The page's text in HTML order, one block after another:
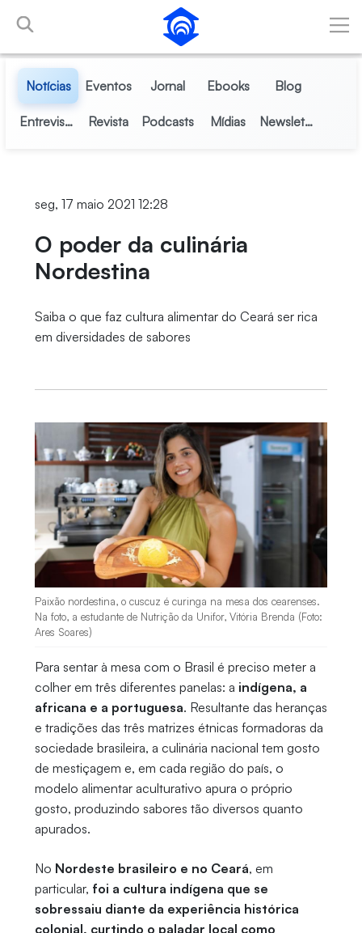
Pular para o Conteúdo principal
Notícias Eventos Jornal Ebooks Blog
Entrevistas Revista Podcasts Mídias Newsletter
seg, 17 maio 2021 12:28
O poder da culinária
Nordestina
Saiba o que faz cultura alimentar do Ceará ser rica
em diversidades de sabores
Paixão nordestina, o cuscuz é curinga na mesa dos cearenses.
Na foto, a estudante de Nutrição da Unifor, Vitória Brenda (Foto:
Ares Soares)
Para sentar à mesa com o Brasil é preciso meter a
colher em três diferentes panelas: a indígena, a
africana e a portuguesa. Resultante das heranças
e tradições das três matrizes étnicas formadoras da
sociedade brasileira, a culinária nacional tem gosto
de mestiçagem e, em cada região do país, o
modelo alimentar aculturativo apura o próprio
gosto, produzindo sabores tão diversos quanto
apurados.
No Nordeste brasileiro e no Ceará, em
particular, foi a cultura indígena que se
sobressaiu diante da experiência histórica
colonial, curtindo o paladar local como